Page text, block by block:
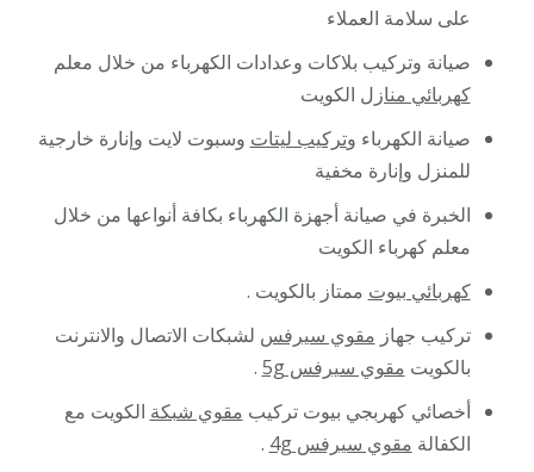
على سلامة العملاء
صيانة وتركيب بلاكات وعدادات الكهرباء من خلال معلم
كهربائي منازل الكويت
صيانة الكهرباء وتركيب ليتات وسبوت لايت وإنارة خارجية
للمنزل وإنارة مخفية
الخبرة في صيانة أجهزة الكهرباء بكافة أنواعها من خلال
معلم كهرباء الكويت
كهربائي بيوت ممتاز بالكويت .
تركيب جهاز مقوي سيرفس لشبكات الاتصال والانترنت
بالكويت مقوي سيرفس 5g
.
أخصائي كهربجي بيوت تركيب مقوي شبكة الكويت مع
الكفالة مقوي سيرفس 4g
.